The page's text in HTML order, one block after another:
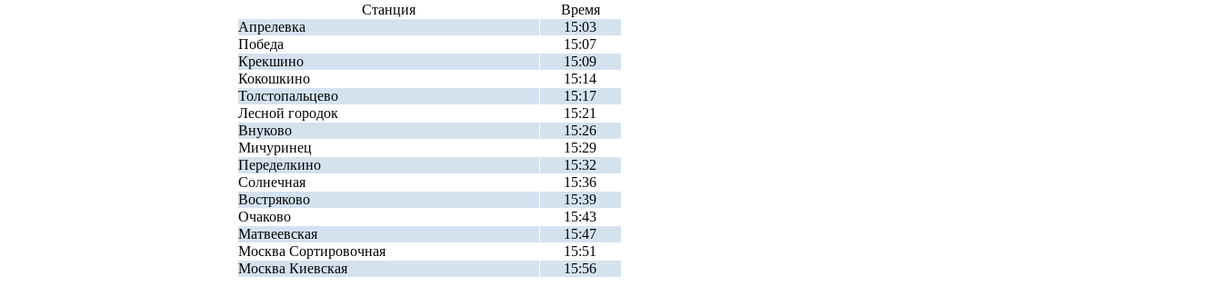
Станция
Время
Апрелевка
15:03
Победа
15:07
Крекшино
15:09
Кокошкино
15:14
Толстопальцево
15:17
Лесной городок
15:21
Внуково
15:26
Мичуринец
15:29
Переделкино
15:32
Солнечная
15:36
Востряково
15:39
Очаково
15:43
Матвеевская
15:47
Москва Сортировочная
15:51
Москва Киевская
15:56